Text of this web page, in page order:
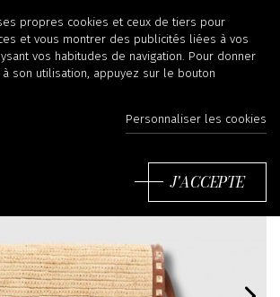
propres cookies et ceux de tiers pour
et vous montrer des publicités liées à vos
vos habitudes de navigation. Pour donner
son utilisation, appuyez sur le bouton
Personnaliser les cookies
J'ACCEPTE